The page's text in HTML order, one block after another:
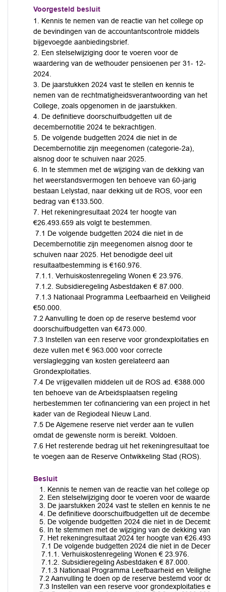
Voorgesteld besluit
1. Kennis te nemen van de reactie van het college op
de bevindingen van de accountantscontrole middels
bijgevoegde aanbiedingsbrief.
2. Een stelselwijziging door te voeren voor de
waardering van de wethouder pensioenen per 31- 12-
2024.
3. De jaarstukken 2024 vast te stellen en kennis te
nemen van de rechtmatigheidsverantwoording van het
College, zoals opgenomen in de jaarstukken.
4. De definitieve doorschuifbudgetten uit de
decembernotitie 2024 te bekrachtigen.
5. De volgende budgetten 2024 die niet in de
Decembernotitie zijn meegenomen (categorie-2a),
alsnog door te schuiven naar 2025.
6. In te stemmen met de wijziging van de dekking van
het weerstandsvermogen ten behoeve van 60-jarig
bestaan Lelystad, naar dekking uit de ROS, voor een
bedrag van €133.500.
7. Het rekeningresultaat 2024 ter hoogte van
€26.493.659 als volgt te bestemmen.
7.1 De volgende budgetten 2024 die niet in de
Decembernotitie zijn meegenomen alsnog door te
schuiven naar 2025. Het benodigde deel uit
resultaatbestemming is €160.976.
7.1.1. Verhuiskostenregeling Wonen € 23.976.
7.1.2. Subsidieregeling Asbestdaken € 87.000.
7.1.3 Nationaal Programma Leefbaarheid en Veiligheid
€50.000.
7.2 Aanvulling te doen op de reserve bestemd voor
doorschuifbudgetten van €473.000.
7.3 Instellen van een reserve voor grondexploitaties en
deze vullen met € 963.000 voor correcte
verslaglegging van kosten gerelateerd aan
Grondexploitaties.
7.4 De vrijgevallen middelen uit de ROS ad. €388.000
ten behoeve van de Arbeidsplaatsen regeling
herbestemmen ter cofinanciering van een project in het
kader van de Regiodeal Nieuw Land.
7.5 De Algemene reserve niet verder aan te vullen
omdat de gewenste norm is bereikt. Voldoen.
7.6 Het resterende bedrag uit het rekeningresultaat toe
te voegen aan de Reserve Ontwikkeling Stad (ROS).
Besluit
1. Kennis te nemen van de reactie van het college op
2. Een stelselwijziging door te voeren voor de
3. De jaarstukken 2024 vast te stellen en kennis te
4. De definitieve doorschuifbudgetten uit de
5. De volgende budgetten 2024 die niet in de
6. In te stemmen met de wijziging van de dekking van
7. Het rekeningresultaat 2024 ter hoogte van
7.1 De volgende budgetten 2024 die niet in de
7.1.1. Verhuiskostenregeling Wonen € 23.976.
7.1.2. Subsidieregeling Asbestdaken € 87.000.
7.1.3 Nationaal Programma Leefbaarheid en Veiligheid
7.2 Aanvulling te doen op de reserve bestemd voor
7.3 Instellen van een reserve voor grondexploitaties en